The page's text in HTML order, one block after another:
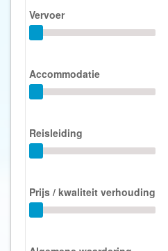
Vervoer
Accommodatie
Reisleiding
Prijs / kwaliteit verhouding